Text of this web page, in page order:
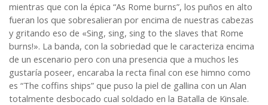
mientras que con la épica “As Rome burns”, los puños en alto
fueran los que sobresalieran por encima de nuestras cabezas
y gritando eso de «Sing, sing, sing to the slaves that Rome
burns!». La banda, con la sobriedad que le caracteriza encima
de un escenario pero con una presencia que a muchos les
gustaría poseer, encaraba la recta final con ese himno como
es “The coffins ships” que puso la piel de gallina con un Alan
totalmente desbocado cual soldado en la Batalla de Kinsale.